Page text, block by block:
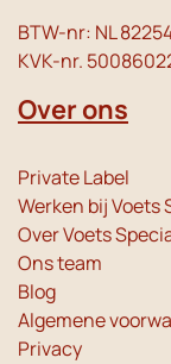
BTW-nr: NL
KVK-nr.
Over ons
Private Label
Werken bij Voets
Over Voets
Ons team
Blog
Algemene
Privacy